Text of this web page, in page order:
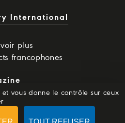
International
plus
francophones
numéro
précédents
vous donne le contrôle sur ceux